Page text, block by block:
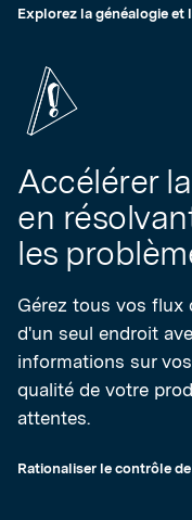
Explorez la généalogie et
Accélérer
en
les
Gérez tous vos flux
d'un seul endroit
informations sur
qualité de votre
attentes.
Rationaliser le contrôle